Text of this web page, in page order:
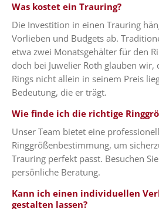
Was kostet ein Trauring?
Die Investition in einen Trauring
Vorlieben und Budgets ab.
etwa zwei Monatsgehälter für den
doch bei Juwelier Roth glauben wir,
Rings nicht allein in seinem Preis
Bedeutung, die er trägt.
Wie finde ich die richtige
Unser Team bietet eine
Ringgrößenbestimmung, um
Trauring perfekt passt. Besuchen
persönliche Beratung.
Kann ich einen individuellen
gestalten lassen?